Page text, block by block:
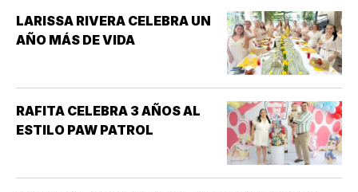
LARISSA RIVERA CELEBRA UN
AÑO MÁS DE VIDA
RAFITA CELEBRA 3 AÑOS AL
ESTILO PAW PATROL